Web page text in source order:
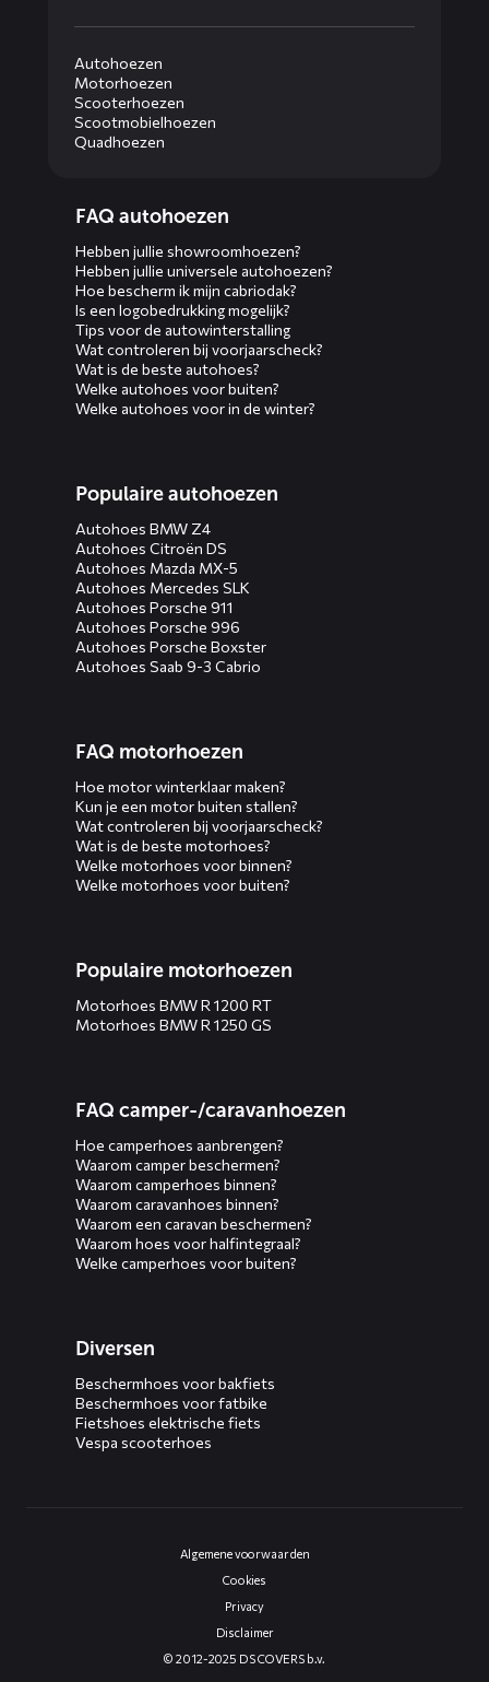
Autohoezen
Motorhoezen
Scooterhoezen
Scootmobielhoezen
Quadhoezen
menusFAQ autohoezen
Hebben jullie showroomhoezen?
Hebben jullie universele autohoezen?
Hoe bescherm ik mijn cabriodak?
Is een logobedrukking mogelijk?
Tips voor de autowinterstalling
Wat controleren bij voorjaarscheck?
Wat is de beste autohoes?
Welke autohoes voor buiten?
Welke autohoes voor in de winter?
Populaire autohoezen
Autohoes BMW Z4
Autohoes Citroën DS
Autohoes Mazda MX-5
Autohoes Mercedes SLK
Autohoes Porsche 911
Autohoes Porsche 996
Autohoes Porsche Boxster
Autohoes Saab 9-3 Cabrio
FAQ motorhoezen
Hoe motor winterklaar maken?
Kun je een motor buiten stallen?
Wat controleren bij voorjaarscheck?
Wat is de beste motorhoes?
Welke motorhoes voor binnen?
Welke motorhoes voor buiten?
Populaire motorhoezen
Motorhoes BMW R 1200 RT
Motorhoes BMW R 1250 GS
FAQ camper-/caravanhoezen
Hoe camperhoes aanbrengen?
Waarom camper beschermen?
Waarom camperhoes binnen?
Waarom caravanhoes binnen?
Waarom een caravan beschermen?
Waarom hoes voor halfintegraal?
Welke camperhoes voor buiten?
Diversen
Beschermhoes voor bakfiets
Beschermhoes voor fatbike
Fietshoes elektrische fiets
Vespa scooterhoes
Algemene voorwaarden
Cookies
Privacy
Disclaimer
© 2012-2025 DS COVERS b.v.